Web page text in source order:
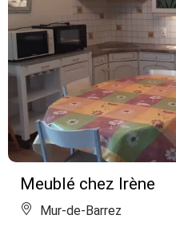
Meublé chez Irène
Mur-de-Barrez